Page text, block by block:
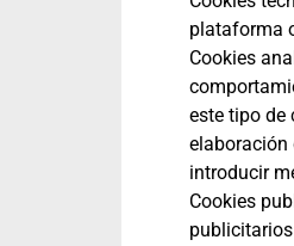
plataforma
Cookies
este tipo de
elaboración
introducir
Cookies